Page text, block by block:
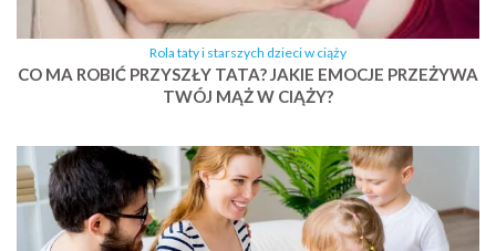
Rola taty i starszych dzieci w ciąży
CO MA ROBIĆ PRZYSZŁY TATA? JAKIE EMOCJE PRZEŻYWA
TWÓJ MĄŻ W CIĄŻY?